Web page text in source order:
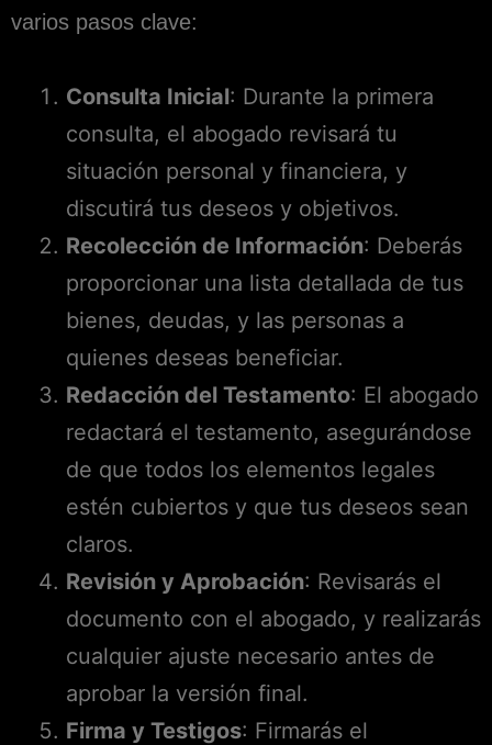
varios pasos clave:
Consulta Inicial: Durante la primera
consulta, el abogado revisará tu
situación personal y financiera, y
discutirá tus deseos y objetivos.
Recolección de Información: Deberás
proporcionar una lista detallada de tus
bienes, deudas, y las personas a
quienes deseas beneficiar.
Redacción del Testamento: El abogado
redactará el testamento, asegurándose
de que todos los elementos legales
estén cubiertos y que tus deseos sean
claros.
Revisión y Aprobación: Revisarás el
documento con el abogado, y realizarás
cualquier ajuste necesario antes de
aprobar la versión final.
Firma y Testigos: Firmarás el